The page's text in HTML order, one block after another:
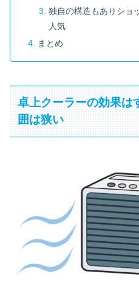
独自の構造もありショ
人気
まとめ
卓上クーラーの効果は
囲は狭い